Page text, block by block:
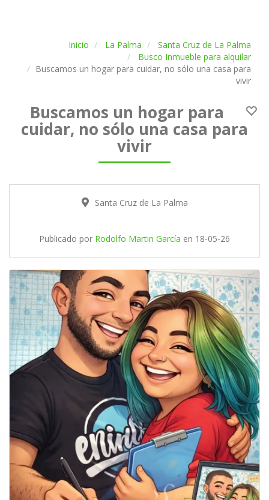
Inicio La Palma
Santa Cruz de La Palma
Busco Inmueble para alquilar
Buscamos un hogar para cuidar, no sólo una casa para
vivir
Buscamos un hogar para
cuidar, no sólo una casa para
vivir
Santa Cruz de La Palma
Publicado por Rodolfo Martin García en 18-05-26